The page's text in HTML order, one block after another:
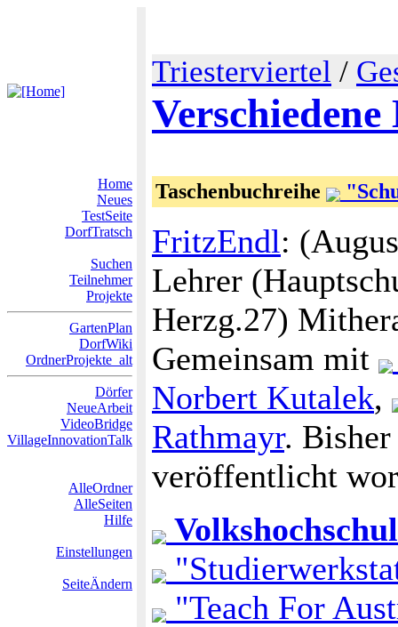
Triesterviertel /
Home
Neues
TestSeite
DorfTratsch
Suchen
Teilnehmer
Projekte
GartenPlan
DorfWiki
OrdnerProjekte_alt
Dörfer
NeueArbeit
VideoBridge
VillageInnovationTalk
AlleOrdner
AlleSeiten
Hilfe
Einstellungen
SeiteÄndern
Taschenbuchreihe
FritzEndl:
Lehrer
Herzg.27)
Gemeinsam mit
Norbert Kutalek,
Rathmayr.
veröffentlicht
"Teach For